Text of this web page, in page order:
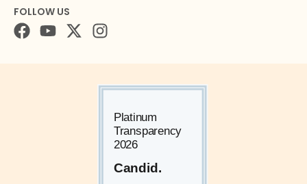
FOLLOW US